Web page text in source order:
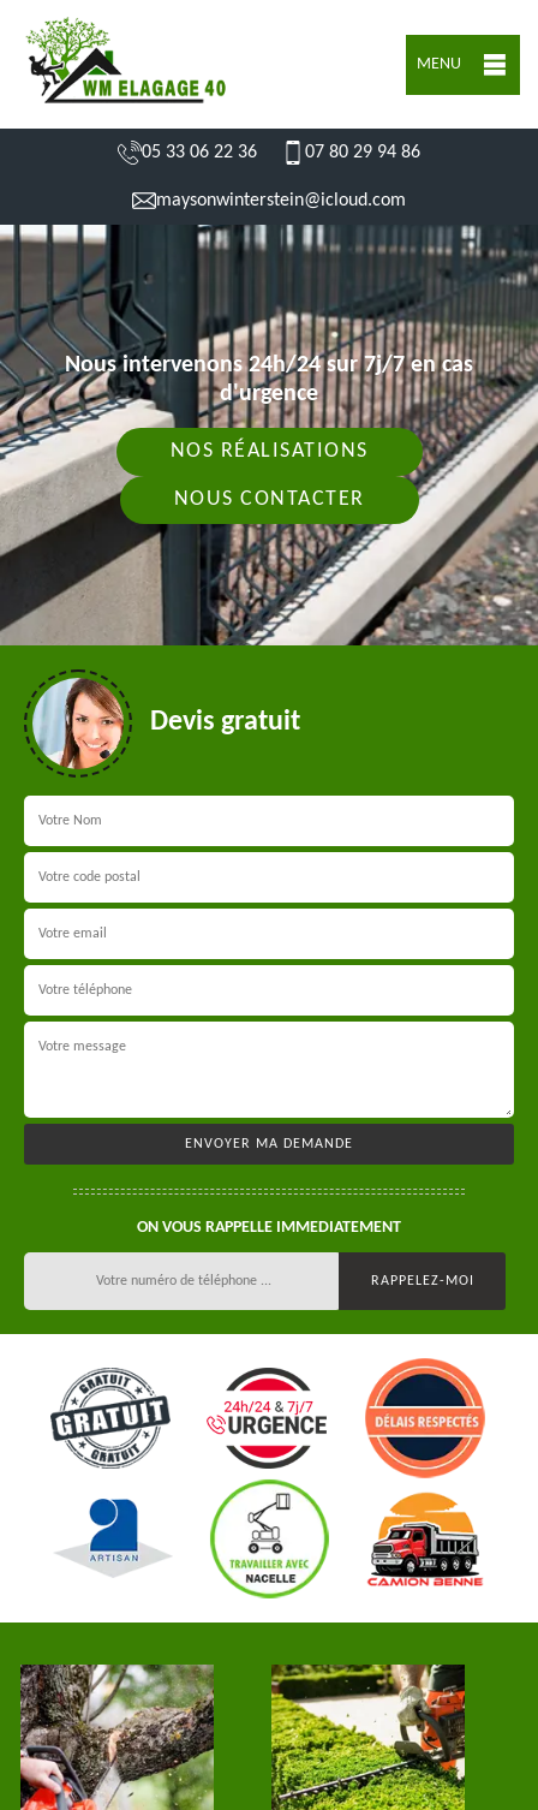
MENU
05 33 06 22 36 07 80 29 94 86
maysonwinterstein@icloud.com
Nous intervenons 24h/24 sur 7j/7 en cas
d'urgence
NOS RÉALISATIONS
NOUS CONTACTER
Devis gratuit
ON VOUS RAPPELLE IMMEDIATEMENT